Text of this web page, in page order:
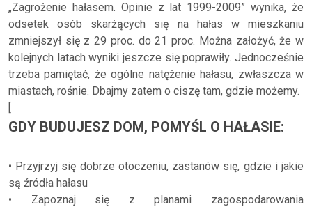
„Zagrożenie hałasem. Opinie z lat 1999-2009” wynika, że
odsetek osób skarżących się na hałas w mieszkaniu
zmniejszył się z 29 proc. do 21 proc. Można założyć, że w
kolejnych latach wyniki jeszcze się poprawiły. Jednocześnie
trzeba pamiętać, że ogólne natężenie hałasu, zwłaszcza w
miastach, rośnie. Dbajmy zatem o ciszę tam, gdzie możemy.
[
GDY BUDUJESZ DOM, POMYŚL O HAŁASIE:
• Przyjrzyj się dobrze otoczeniu, zastanów się, gdzie i jakie
są źródła hałasu
• Zapoznaj się z planami zagospodarowania